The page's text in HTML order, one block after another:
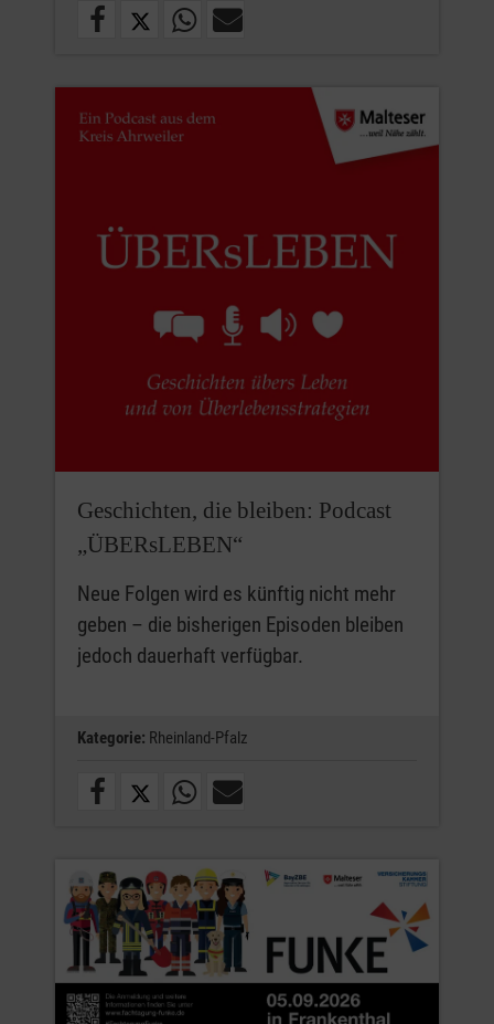
Geschichten, die bleiben: Podcast
„ÜBERsLEBEN“
Neue Folgen wird es künftig nicht mehr
geben – die bisherigen Episoden bleiben
jedoch dauerhaft verfügbar.
Kategorie: Rheinland-Pfalz